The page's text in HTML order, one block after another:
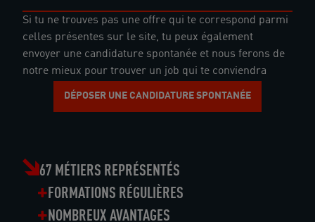
Si tu ne trouves pas une offre qui te correspond parmi
celles présentes sur le site, tu peux également
envoyer une candidature spontanée et nous ferons de
notre mieux pour trouver un job qui te conviendra
DÉPOSER UNE CANDIDATURE SPONTANÉE
67 MÉTIERS REPRÉSENTÉS
FORMATIONS RÉGULIÈRES
NOMBREUX AVANTAGES